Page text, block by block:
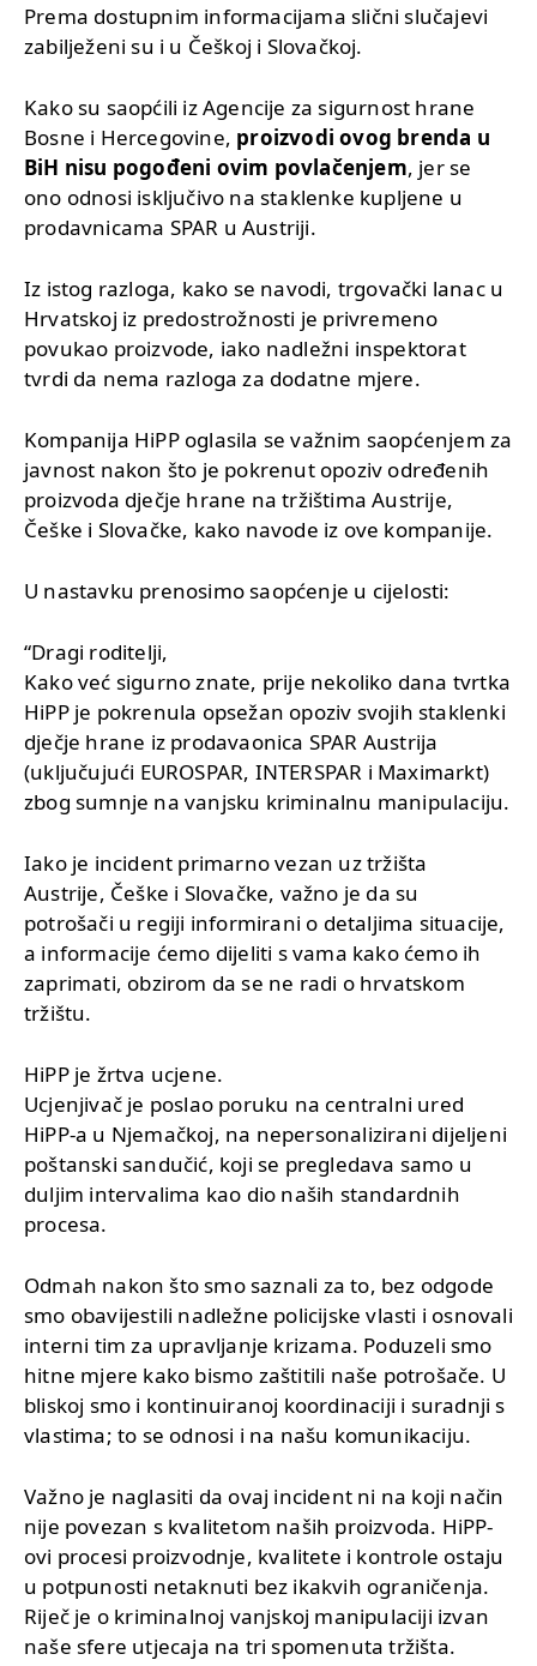
Prema dostupnim informacijama slični slučajevi
zabilježeni su i u Češkoj i Slovačkoj.
Kako su saopćili iz Agencije za sigurnost hrane
Bosne i Hercegovine, proizvodi ovog brenda u
BiH nisu pogođeni ovim povlačenjem, jer se
ono odnosi isključivo na staklenke kupljene u
prodavnicama SPAR u Austriji.
Iz istog razloga, kako se navodi, trgovački lanac u
Hrvatskoj iz predostrožnosti je privremeno
povukao proizvode, iako nadležni inspektorat
tvrdi da nema razloga za dodatne mjere.
Kompanija HiPP oglasila se važnim saopćenjem za
javnost nakon što je pokrenut opoziv određenih
proizvoda dječje hrane na tržištima Austrije,
Češke i Slovačke, kako navode iz ove kompanije.
U nastavku prenosimo saopćenje u cijelosti:
“Dragi roditelji,
Kako već sigurno znate, prije nekoliko dana tvrtka
HiPP je pokrenula opsežan opoziv svojih staklenki
dječje hrane iz prodavaonica SPAR Austrija
(uključujući EUROSPAR, INTERSPAR i Maximarkt)
zbog sumnje na vanjsku kriminalnu manipulaciju.
Iako je incident primarno vezan uz tržišta
Austrije, Češke i Slovačke, važno je da su
potrošači u regiji informirani o detaljima situacije,
a informacije ćemo dijeliti s vama kako ćemo ih
zaprimati, obzirom da se ne radi o hrvatskom
tržištu.
HiPP je žrtva ucjene.
Ucjenjivač je poslao poruku na centralni ured
HiPP-a u Njemačkoj, na nepersonalizirani dijeljeni
poštanski sandučić, koji se pregledava samo u
duljim intervalima kao dio naših standardnih
procesa.
Odmah nakon što smo saznali za to, bez odgode
smo obavijestili nadležne policijske vlasti i osnovali
interni tim za upravljanje krizama. Poduzeli smo
hitne mjere kako bismo zaštitili naše potrošače. U
bliskoj smo i kontinuiranoj koordinaciji i suradnji s
vlastima; to se odnosi i na našu komunikaciju.
Važno je naglasiti da ovaj incident ni na koji način
nije povezan s kvalitetom naših proizvoda. HiPP-
ovi procesi proizvodnje, kvalitete i kontrole ostaju
u potpunosti netaknuti bez ikakvih ograničenja.
Riječ je o kriminalnoj vanjskoj manipulaciji izvan
naše sfere utjecaja na tri spomenuta tržišta.